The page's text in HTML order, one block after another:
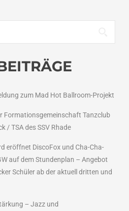
zum Mad Hot Ballroom-Projekt
Formationsgemeinschaft Tanzclub
/ TSA des SSV Rhade
eröffnet DiscoFox und Cha-Cha-
auf dem Stundenplan – Angebot
Schüler ab der aktuell dritten und
– Jazz und